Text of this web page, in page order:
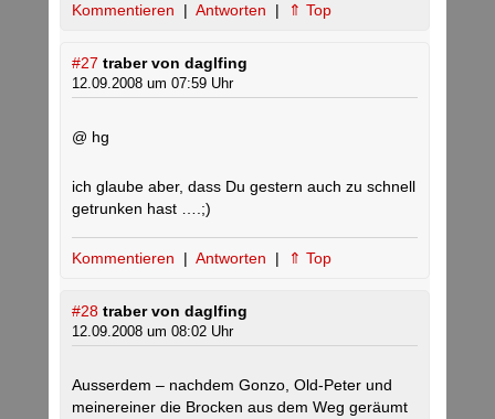
Kommentieren | Antworten | ⇑ Top
#27 traber von daglfing
12.09.2008 um 07:59 Uhr
@ hg
ich glaube aber, dass Du gestern auch zu schnell
getrunken hast ….;)
Kommentieren | Antworten | ⇑ Top
#28 traber von daglfing
12.09.2008 um 08:02 Uhr
Ausserdem – nachdem Gonzo, Old-Peter und
meinereiner die Brocken aus dem Weg geräumt